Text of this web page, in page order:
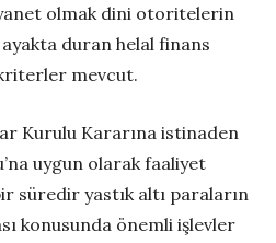
olmak dini otoritelerin
duran helal finans
mevcut.
Kurulu Kararına istinaden
uygun olarak faaliyet
süredir yastık altı paraların
konusunda önemli işlevler